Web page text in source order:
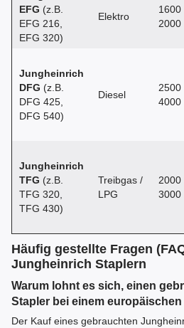
EFG (z.B.
EFG 216,
EFG 320)
Elektro
1600
2000
Jungheinrich
DFG (z.B.
DFG 425,
DFG 540)
Diesel
2500
4000
Jungheinrich
TFG (z.B.
TFG 320,
TFG 430)
Treibgas /
LPG
2000
3000
Häufig gestellte Fragen
Jungheinrich Staplern
Warum lohnt es sich, einen
Stapler bei einem
Der Kauf eines gebrauchten